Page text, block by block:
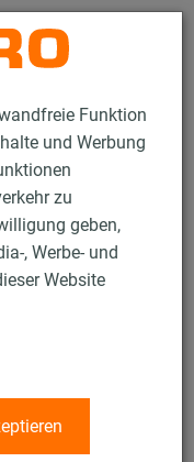
Funktion
und Werbung
zu
geben,
, Werbe- und
Website
Kontakt
Typ H, M, T
H, M, T
M, Iso 15,5-25 mm,